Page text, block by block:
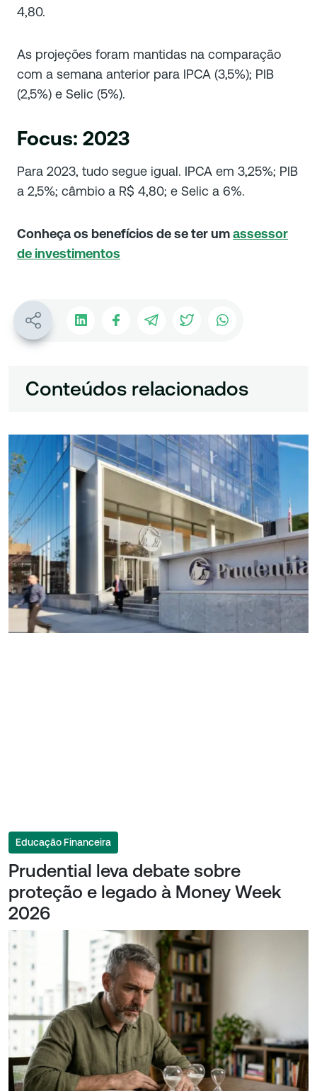
4,80.
As projeções foram mantidas na comparação
com a semana anterior para IPCA (3,5%); PIB
(2,5%) e Selic (5%).
Focus: 2023
Para 2023, tudo segue igual. IPCA em 3,25%; PIB
a 2,5%; câmbio a R$ 4,80; e Selic a 6%.
Conheça os benefícios de se ter umassessor
de investimentos
Conteúdos relacionados
Educação Financeira
Prudential leva debate sobre
proteção e legado à Money Week
2026